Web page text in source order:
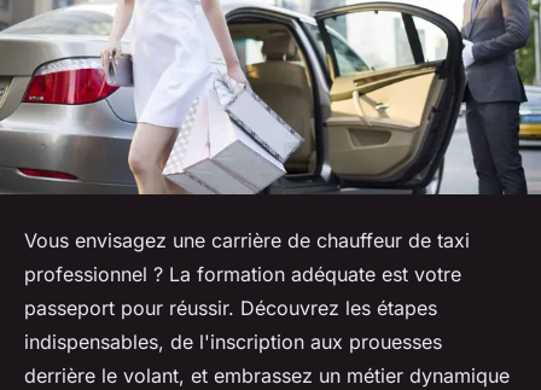
Vous envisagez une carrière de chauffeur de taxi
professionnel ? La formation adéquate est votre
passeport pour réussir. Découvrez les étapes
indispensables, de l'inscription aux prouesses
derrière le volant, et embrassez un métier dynamique